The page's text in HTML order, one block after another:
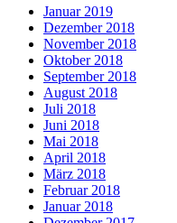
Januar 2019
Dezember 2018
November 2018
Oktober 2018
September 2018
August 2018
Juli 2018
Juni 2018
Mai 2018
April 2018
März 2018
Februar 2018
Januar 2018